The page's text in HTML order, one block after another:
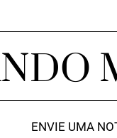
ENVIE UMA